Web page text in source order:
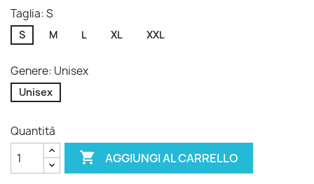
Taglia: S
S M L XL XXL
Genere: Unisex
Unisex
Quantità
 AGGIUNGI AL CARRELLO